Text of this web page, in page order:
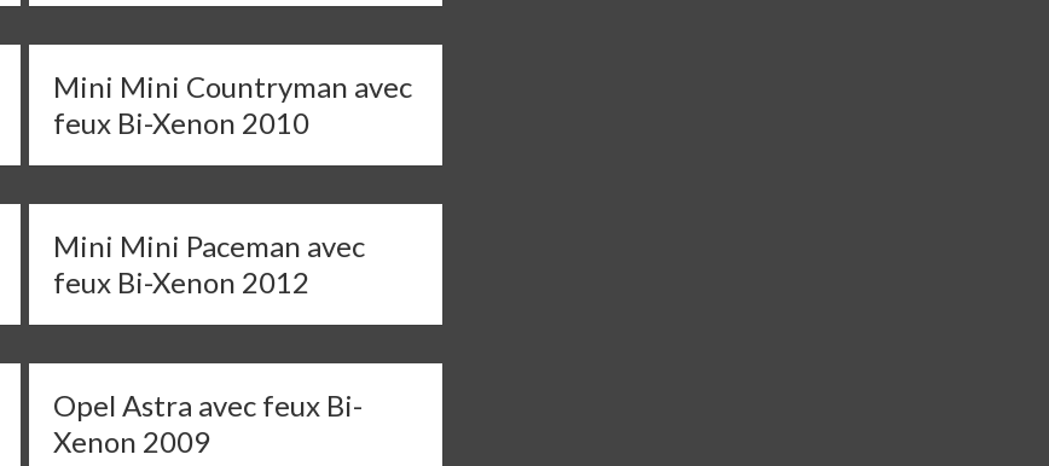
Mini Mini Countryman avec
feux Bi-Xenon 2010
Mini Mini Paceman avec
feux Bi-Xenon 2012
Opel Astra avec feux Bi-
Xenon 2009